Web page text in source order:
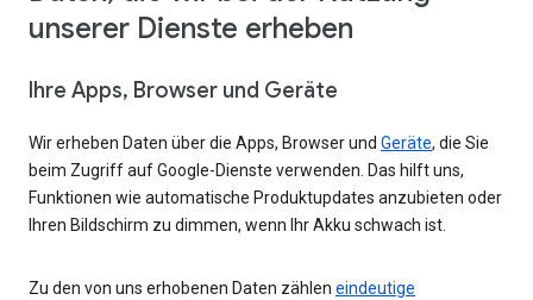
unserer Dienste erheben
Ihre Apps, Browser und Geräte
Wir erheben Daten über die Apps, Browser und Geräte, die Sie
beim Zugriff auf Google-Dienste verwenden. Das hilft uns,
Funktionen wie automatische Produktupdates anzubieten oder
Ihren Bildschirm zu dimmen, wenn Ihr Akku schwach ist.
Zu den von uns erhobenen Daten zählen eindeutige